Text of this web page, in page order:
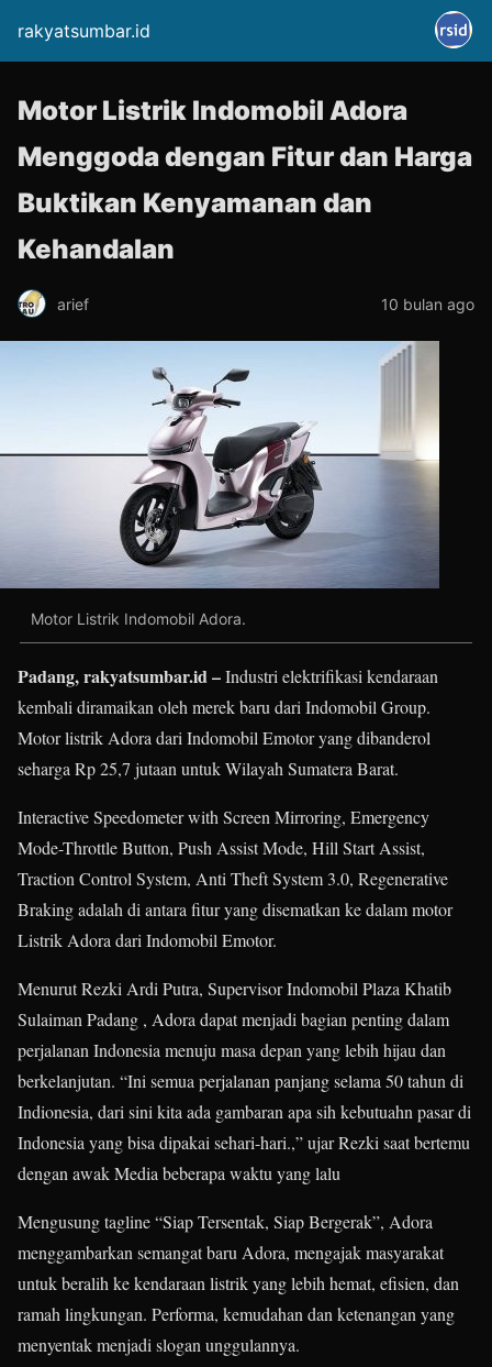
rakyatsumbar.id
Motor Listrik Indomobil Adora
Menggoda dengan Fitur dan Harga
Buktikan Kenyamanan dan
Kehandalan
arief 10 bulan ago
Motor Listrik Indomobil Adora.
Padang, rakyatsumbar.id –Industri elektrifikasi kendaraan
kembali diramaikan oleh merek baru dari Indomobil Group.
Motor listrik Adora dari Indomobil Emotor yang dibanderol
seharga Rp 25,7 jutaan untuk Wilayah Sumatera Barat.
Interactive Speedometer with Screen Mirroring, Emergency
Mode-Throttle Button, Push Assist Mode, Hill Start Assist,
Traction Control System, Anti Theft System 3.0, Regenerative
Braking adalah di antara fitur yang disematkan ke dalam motor
Listrik Adora dari Indomobil Emotor.
Menurut Rezki Ardi Putra, Supervisor Indomobil Plaza Khatib
Sulaiman Padang , Adora dapat menjadi bagian penting dalam
perjalanan Indonesia menuju masa depan yang lebih hijau dan
berkelanjutan. “Ini semua perjalanan panjang selama 50 tahun di
Indionesia, dari sini kita ada gambaran apa sih kebutuahn pasar di
Indonesia yang bisa dipakai sehari-hari.,” ujar Rezki saat bertemu
dengan awak Media beberapa waktu yang lalu
Mengusung tagline “Siap Tersentak, Siap Bergerak”, Adora
menggambarkan semangat baru Adora, mengajak masyarakat
untuk beralih ke kendaraan listrik yang lebih hemat, efisien, dan
ramah lingkungan. Performa, kemudahan dan ketenangan yang
menyentak menjadi slogan unggulannya.